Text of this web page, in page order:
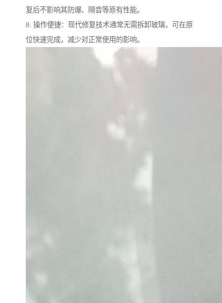
复后不影响其防爆、隔音等原有性能。
8. 操作便捷：现代修复技术通常无需拆卸玻璃，可在原
位快速完成，减少对正常使用的影响。